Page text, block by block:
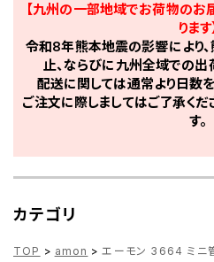
【九州の一部地域でお荷物のお
ります】
令和8年熊本地震の影響により
止、ならびに九州全域での出
配送に関しては通常より日数
ご注文に際しましてはご了承く
す。
カテゴリ
TOP > amon > エーモン 3664 ミニ